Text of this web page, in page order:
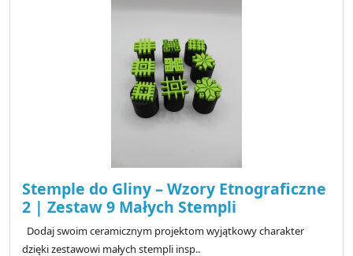
Stemple do Gliny – Wzory Etnograficzne
2 | Zestaw 9 Małych Stempli
Dodaj swoim ceramicznym projektom wyjątkowy charakter
dzięki zestawowi małych stempli insp..